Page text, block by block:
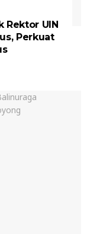
Rektor UIN
Perkuat